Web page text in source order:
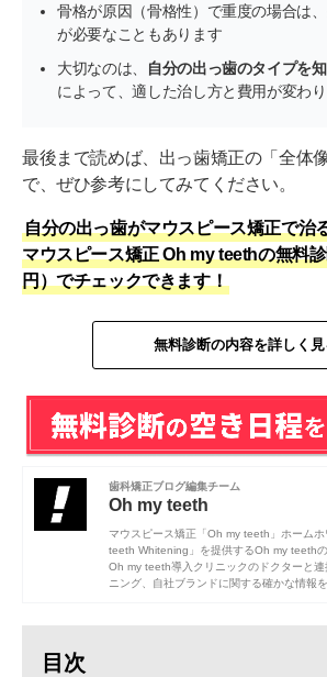
骨格が原因（骨格性）で重度の場合は
が必要なこともあります
大切なのは、
自分の出っ歯のタイプを
によって、適した治し方と費用が変わ
最後まで読めば、出っ歯矯正の「全体
で、ぜひ参考にしてみてください。
自分の出っ歯がマウスピース矯正で治
マウスピース矯正 Oh my teethの無料
円）でチェックできます！
無料診断の内容を詳しく見
歯科矯正ブログ編集チーム
Oh my teeth
マウスピース矯正「Oh my teeth」ホーム
teeth Whitening」を提供するOh my teethの
Oh my teeth導入クリニックのドクターと
ニング、自社ブランドに関する確かな情報
目次